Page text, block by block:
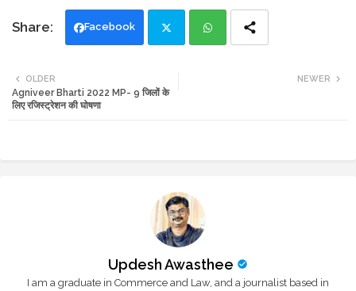
Facebook
tte
NEWER
OLDER
Agniveer Bharti 2022 MP- 9 जिलों के
लिए रजिस्ट्रेशन की घोषणा
Updesh Awasthee
I am a graduate in Commerce and Law, and a journalist based in